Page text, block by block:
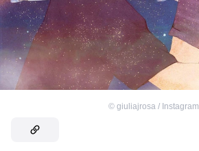
© giuliajrosa / Instagram